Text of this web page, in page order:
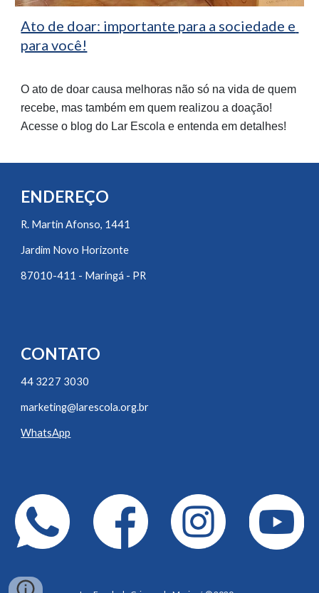
Ato de doar: importante para a sociedade e
para você!
O ato de doar causa melhoras não só na vida de quem
recebe, mas também em quem realizou a doação!
Acesse o blog do Lar Escola e entenda em detalhes!
ENDEREÇO
R. Martin Afonso, 1441
Jardim Novo Horizonte
87010-411 - Maringá - PR
CONTATO
44 3227 3030
marketing@larescola.org.br
WhatsApp